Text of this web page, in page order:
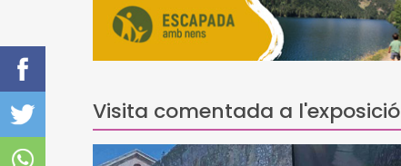
Visita comentada a l'exposició